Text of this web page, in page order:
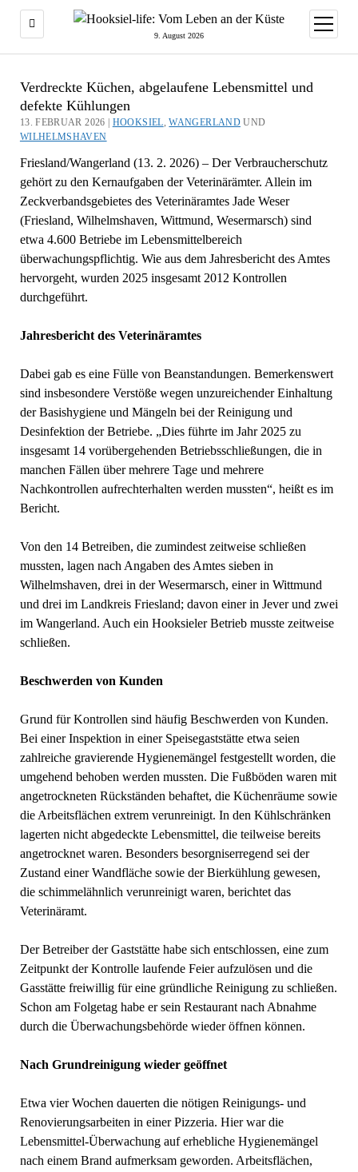
9. August 2026
Menü
öffnen
Verdreckte Küchen, abgelaufene Lebensmittel und
defekte Kühlungen
13. FEBRUAR 2026 | HOOKSIEL,WANGERLANDUND
WILHELMSHAVEN
Friesland/Wangerland (13. 2. 2026) – Der Verbraucherschutz
gehört zu den Kernaufgaben der Veterinärämter. Allein im
Zeckverbandsgebietes des Veterinäramtes Jade Weser
(Friesland, Wilhelmshaven, Wittmund, Wesermarsch) sind
etwa 4.600 Betriebe im Lebensmittelbereich
überwachungspflichtig. Wie aus dem Jahresbericht des Amtes
hervorgeht, wurden 2025 insgesamt 2012 Kontrollen
durchgeführt.
Jahresbericht des Veterinäramtes
Dabei gab es eine Fülle von Beanstandungen. Bemerkenswert
sind insbesondere Verstöße wegen unzureichender Einhaltung
der Basishygiene und Mängeln bei der Reinigung und
Desinfektion der Betriebe. „Dies führte im Jahr 2025 zu
insgesamt 14 vorübergehenden Betriebsschließungen, die in
manchen Fällen über mehrere Tage und mehrere
Nachkontrollen aufrechterhalten werden mussten“, heißt es im
Bericht.
Von den 14 Betreiben, die zumindest zeitweise schließen
mussten, lagen nach Angaben des Amtes sieben in
Wilhelmshaven, drei in der Wesermarsch, einer in Wittmund
und drei im Landkreis Friesland; davon einer in Jever und zwei
im Wangerland. Auch ein Hooksieler Betrieb musste zeitweise
schließen.
Beschwerden von Kunden
Grund für Kontrollen sind häufig Beschwerden von Kunden.
Bei einer Inspektion in einer Speisegaststätte etwa seien
zahlreiche gravierende Hygienemängel festgestellt worden, die
umgehend behoben werden mussten. Die Fußböden waren mit
angetrockneten Rückständen behaftet, die Küchenräume sowie
die Arbeitsflächen extrem verunreinigt. In den Kühlschränken
lagerten nicht abgedeckte Lebensmittel, die teilweise bereits
angetrocknet waren. Besonders besorgniserregend sei der
Zustand einer Wandfläche sowie der Bierkühlung gewesen,
die schimmelähnlich verunreinigt waren, berichtet das
Veterinäramt.
Der Betreiber der Gaststätte habe sich entschlossen, eine zum
Zeitpunkt der Kontrolle laufende Feier aufzulösen und die
Gasstätte freiwillig für eine gründliche Reinigung zu schließen.
Schon am Folgetag habe er sein Restaurant nach Abnahme
durch die Überwachungsbehörde wieder öffnen können.
Nach Grundreinigung wieder geöffnet
Etwa vier Wochen dauerten die nötigen Reinigungs- und
Renovierungsarbeiten in einer Pizzeria. Hier war die
Lebensmittel-Überwachung auf erhebliche Hygienemängel
nach einem Brand aufmerksam geworden. Arbeitsflächen,